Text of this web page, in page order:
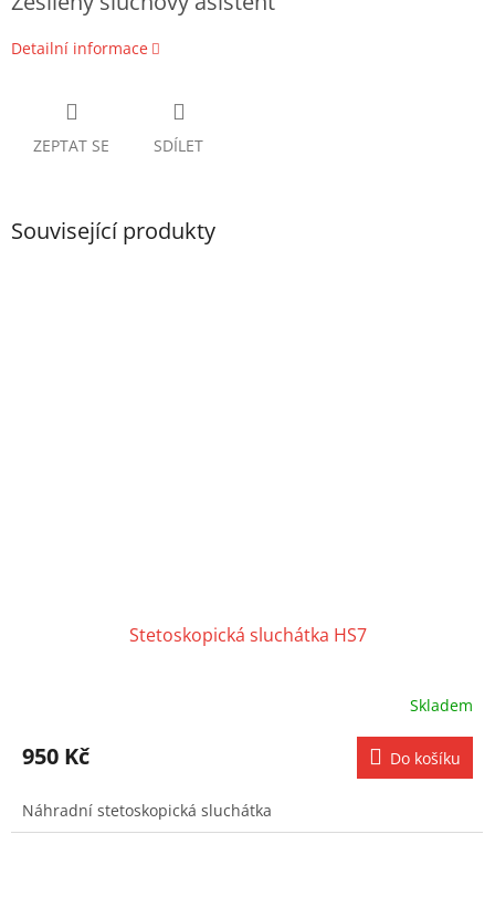
Detailní informace
ZEPTAT SE SDÍLET
Související produkty
Stetoskopická sluchátka HS7
Skladem
950 Kč Do košíku
Náhradní stetoskopická sluchátka